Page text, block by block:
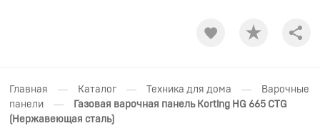
Главная — Каталог — Техника для дома —
Варочные
панели
—
Газовая варочная панель Korting HG 665 CTG
(Нержавеющая сталь)